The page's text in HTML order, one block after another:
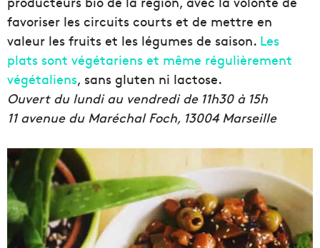
favoriser les circuits courts et de mettre en
valeur les fruits et les légumes de saison. Les
plats sont végétariens et même régulièrement
végétaliens, sans gluten ni lactose.
Ouvert du lundi au vendredi de 11h30 à 15h
11 avenue du Maréchal Foch, 13004 Marseille